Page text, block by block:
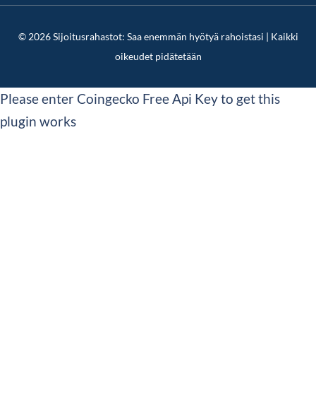
© 2026 Sijoitusrahastot: Saa enemmän hyötyä rahoistasi | Kaikki
oikeudet pidätetään
Please enter Coingecko Free Api Key to get this
plugin works